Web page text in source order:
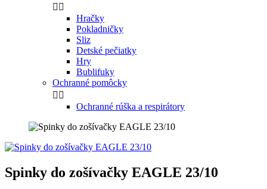
 
Hračky
Pokladničky
Sliz
Detské pečiatky
Hry
Bublifuky
Ochranné pomôcky
 
Ochranné rúška a respirátory
Spinky do zošívačky EAGLE 23/10